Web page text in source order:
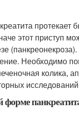
этот приступ
Необходимо
колика,